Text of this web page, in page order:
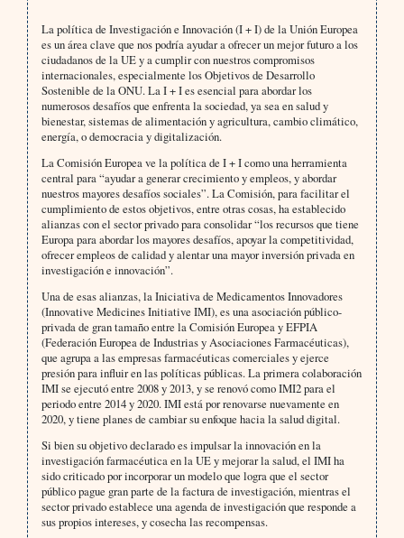
La política de Investigación e Innovación (I + I) de la Unión Europea
es un área clave que nos podría ayudar a ofrecer un mejor futuro a los
ciudadanos de la UE y a cumplir con nuestros compromisos
internacionales, especialmente los Objetivos de Desarrollo
Sostenible de la ONU. La I + I es esencial para abordar los
numerosos desafíos que enfrenta la sociedad, ya sea en salud y
bienestar, sistemas de alimentación y agricultura, cambio climático,
energía, o democracia y digitalización.
La Comisión Europea ve la política de I + I como una herramienta
central para “ayudar a generar crecimiento y empleos, y abordar
nuestros mayores desafíos sociales”. La Comisión, para facilitar el
cumplimiento de estos objetivos, entre otras cosas, ha establecido
alianzas con el sector privado para consolidar “los recursos que tiene
Europa para abordar los mayores desafíos, apoyar la competitividad,
ofrecer empleos de calidad y alentar una mayor inversión privada en
investigación e innovación”.
Una de esas alianzas, la Iniciativa de Medicamentos Innovadores
(Innovative Medicines Initiative IMI), es una asociación público-
privada de gran tamaño entre la Comisión Europea y EFPIA
(Federación Europea de Industrias y Asociaciones Farmacéuticas),
que agrupa a las empresas farmacéuticas comerciales y ejerce
presión para influir en las políticas públicas. La primera colaboración
IMI se ejecutó entre 2008 y 2013, y se renovó como IMI2 para el
periodo entre 2014 y 2020. IMI está por renovarse nuevamente en
2020, y tiene planes de cambiar su enfoque hacia la salud digital.
Si bien su objetivo declarado es impulsar la innovación en la
investigación farmacéutica en la UE y mejorar la salud, el IMI ha
sido criticado por incorporar un modelo que logra que el sector
público pague gran parte de la factura de investigación, mientras el
sector privado establece una agenda de investigación que responde a
sus propios intereses, y cosecha las recompensas.